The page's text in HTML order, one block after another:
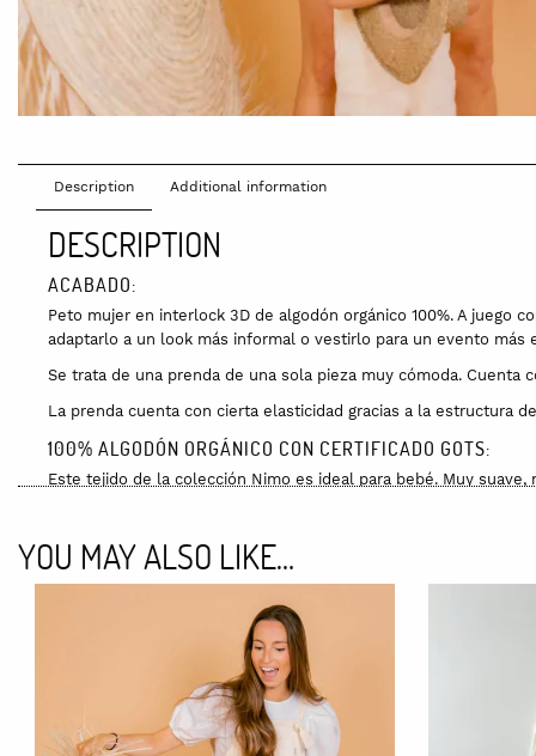
Description Additional information
DESCRIPTION
ACABADO:
Peto mujer en interlock 3D de algodón orgánico 100%. A juego
adaptarlo a un look más informal o vestirlo para un evento más
Se trata de una prenda de una sola pieza muy cómoda.
La prenda cuenta con cierta elasticidad gracias a la estructura
100% ALGODÓN ORGÁNICO CON CERTIFICADO GOTS:
Este tejido de la colección Nimo es ideal para bebé. Muy
TALLAS Y GUÍA DE TALLAS:
XL
YOU MAY ALSO LIKE…